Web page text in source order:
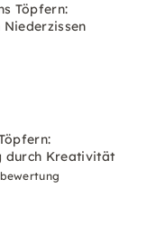
Töpfern:
durch Kreativität